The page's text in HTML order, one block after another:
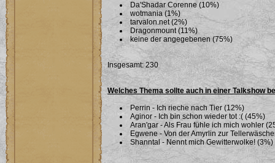
Da'Shadar Corenne (10%)
wotmania (1%)
tarvalon.net (2%)
Dragonmount (11%)
keine der angegebenen (75%)
Insgesamt: 230
Welches Thema sollte auch in einer Talkshow
Perrin - Ich rieche nach Tier (12%)
Aginor - Ich bin schon wieder tot :( (45%)
Aran'gar - Als Frau fühle ich mich wohler
Egwene - Von der Amyrlin zur
Shanntal - Nennt mich Gewitterwolke! (3%)